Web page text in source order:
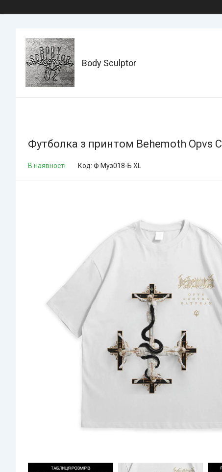
Body Sculptor
Футболка з принтом Behemoth Opvs
В наявності Код: Ф Муз018-Б XL